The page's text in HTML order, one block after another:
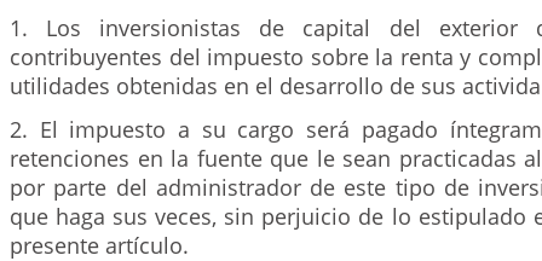
1. Los inversionistas de capital del exterior
contribuyentes del impuesto sobre la renta y
utilidades obtenidas en el desarrollo de sus
2. El impuesto a su cargo será pagado
retenciones en la fuente que le sean practicadas
por parte del administrador de este tipo de
que haga sus veces, sin perjuicio de lo estipulado
presente artículo.